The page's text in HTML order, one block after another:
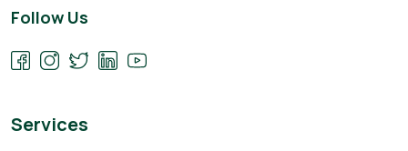
Follow Us
Services